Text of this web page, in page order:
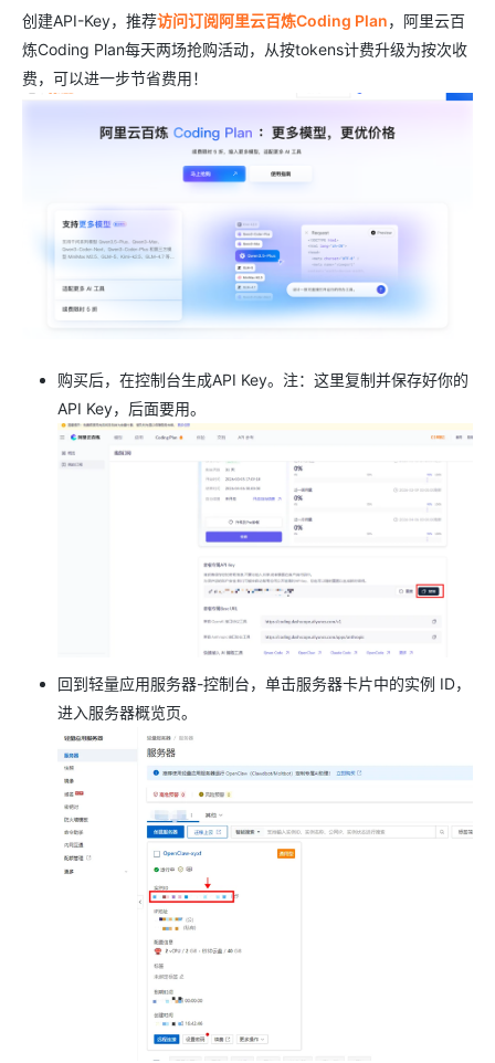
创建API-Key，推荐访问订阅阿里云百炼Coding Plan，阿里云百
炼Coding Plan每天两场抢购活动，从按tokens计费升级为按次收
费，可以进一步节省费用！
购买后，在控制台生成API Key。注：这里复制并保存好你的
API Key，后面要用。
回到轻量应用服务器-控制台，单击服务器卡片中的实例 ID，
进入服务器概览页。